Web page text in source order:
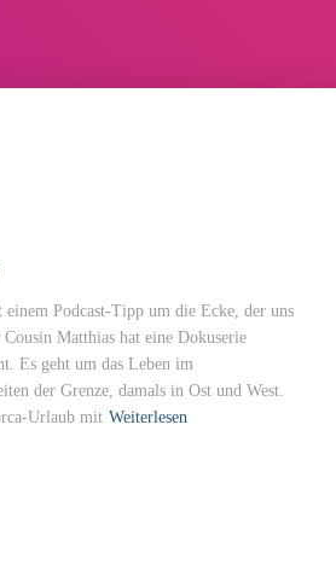
Podcast-Tipp um die Ecke, der uns
Matthias hat eine Dokuserie
Es geht um das Leben im
der Grenze, damals in Ost und West.
Urlaub mit Weiterlesen